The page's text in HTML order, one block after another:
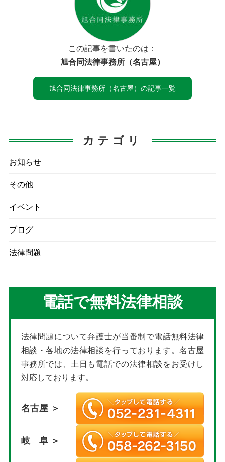
この記事を書いたのは：
旭合同法律事務所（名古屋）
旭合同法律事務所（名古屋）の記事一覧
カテゴリ
お知らせ
その他
イベント
ブログ
法律問題
電話で無料法律相談
法律問題について弁護士が当番制で電話無料法律
相談・各地の法律相談を行っております。名古屋
事務所では、土日も電話での法律相談をお受けし
対応しております。
名古屋 ＞
岐 阜 ＞